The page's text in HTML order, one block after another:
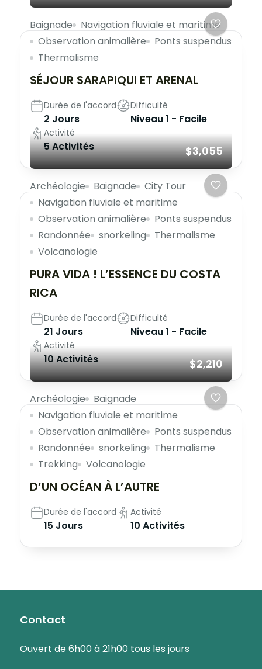
Baignade
Navigation fluviale et maritime
Observation animalière
Ponts suspendus
Thermalisme
SÉJOUR SARAPIQUI ET ARENAL
Durée de l'accord
2 Jours
Difficulté
Niveau 1 - Facile
Activité
5 Activités $3,055
Archéologie Baignade
City Tour
Navigation fluviale et maritime
Observation animalière
Ponts suspendus
Randonnée
snorkeling
Thermalisme
Volcanologie
PURA VIDA ! L’ESSENCE DU COSTA
RICA
Durée de l'accord
21 Jours
Difficulté
Niveau 1 - Facile
Activité
10 Activités $2,210
Archéologie
Baignade
Navigation fluviale et maritime
Observation animalière
Ponts suspendus
Randonnée
snorkeling
Thermalisme
Trekking
Volcanologie
D’UN OCÉAN À L’AUTRE
Durée de l'accord
15 Jours
Activité
10 Activités
Contact
Ouvert de 6h00 à 21h00 tous les jours